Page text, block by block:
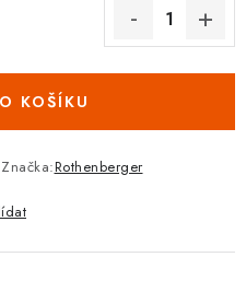
KOŠÍKU
Značka:Rothenberger